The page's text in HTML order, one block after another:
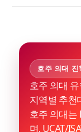
호주 의대
호주 의대
지역별 추천
호주 의대
며, UCAT/